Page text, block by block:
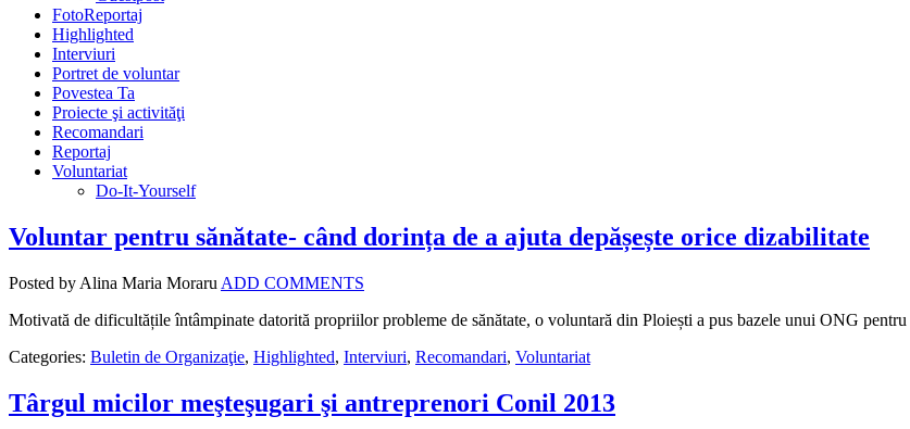
FotoReportaj
Highlighted
Interviuri
Portret de voluntar
Povestea Ta
Proiecte şi activităţi
Recomandari
Reportaj
Voluntariat
Do-It-Yourself
Voluntar pentru sănătate- când dorința de a ajuta depășește orice dizabilitate
Posted by Alina Maria Moraru ADD COMMENTS
Motivată de dificultățile întâmpinate datorită propriilor probleme de sănătate, o voluntară din Ploiești a pus bazele unui ONG
Categories: Buletin de Organizaţie, Highlighted, Interviuri, Recomandari, Voluntariat
Târgul micilor meşteşugari şi antreprenori Conil 2013